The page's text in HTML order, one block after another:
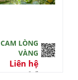
CAM LÒNG
VÀNG
Liên hệ
0 đ